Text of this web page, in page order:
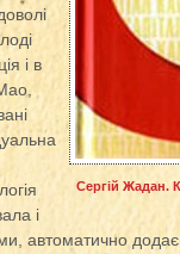
Сергій Жадан.
і в
і
автоматично додає